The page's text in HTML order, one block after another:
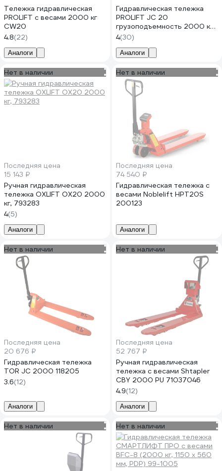
Тележка гидравлическая
PROLIFT с весами 2000 кг
CW20
4.8(22)
Аналоги
Гидравлическая тележка
PROLIFT JC 20
грузоподъемность 2000 кг,
колеса полиуретан JC 20
4(30)
Аналоги
Нет в наличии
Последняя цена
15 143 ₽
Ручная гидравлическая
тележка OXLIFT OX20 2000
кг, 793283
4(5)
Аналоги
Нет в наличии
Последняя цена
74 540 ₽
Гидравлическая тележка с
весами Noblelift HPT20S
200123
Аналоги
Нет в наличии
Последняя цена
20 676 ₽
Гидравлическая тележка
TOR JC 2000 118205
3.6(12)
Аналоги
Нет в наличии
Последняя цена
52 767 ₽
Ручная гидравлическая
тележка с весами Shtapler
CBY 2000 PU 71037046
4.9(12)
Аналоги
Нет в наличии Нет в наличии